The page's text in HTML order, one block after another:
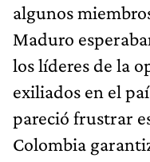
algunos
Maduro
los líderes de la
exiliados en el
pareció frustrar
Colombia